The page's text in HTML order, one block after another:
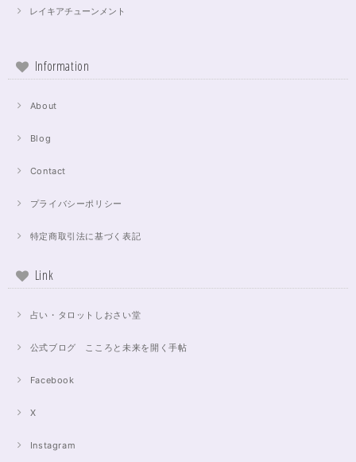
レイキアチューンメント
Information
About
Blog
Contact
プライバシーポリシー
特定商取引法に基づく表記
Link
占い・タロットしおさい堂
公式ブログ こころと未来を開く手帖
Facebook
X
Instagram